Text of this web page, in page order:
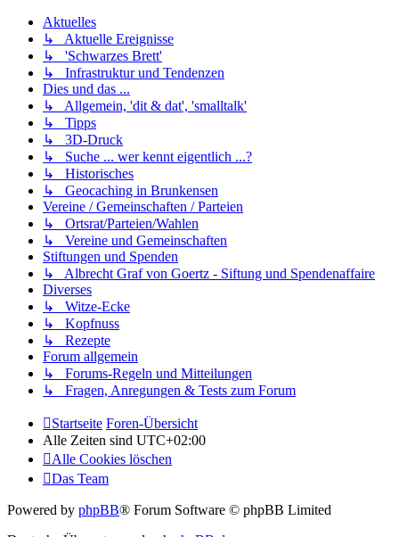
Aktuelles
↳ Aktuelle Ereignisse
↳ 'Schwarzes Brett'
↳ Infrastruktur und Tendenzen
Dies und das ...
↳ Allgemein, 'dit & dat', 'smalltalk'
↳ Tipps
↳ 3D-Druck
↳ Suche ... wer kennt eigentlich ...?
↳ Historisches
↳ Geocaching in Brunkensen
Vereine / Gemeinschaften / Parteien
↳ Ortsrat/Parteien/Wahlen
↳ Vereine und Gemeinschaften
Stiftungen und Spenden
↳ Albrecht Graf von Goertz - Siftung und Spendenaffaire
Diverses
↳ Witze-Ecke
↳ Kopfnuss
↳ Rezepte
Forum allgemein
↳ Forums-Regeln und Mitteilungen
↳ Fragen, Anregungen & Tests zum Forum
Startseite Foren-Übersicht
Alle Zeiten sind UTC+02:00
Alle Cookies löschen
Das Team
Powered by phpBB® Forum Software © phpBB Limited